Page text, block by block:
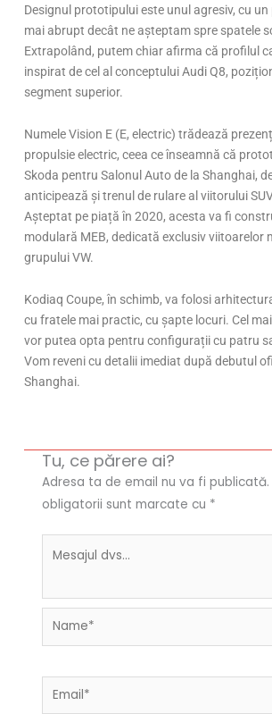
Designul prototipului este unul agresiv, cu
mai abrupt decât ne așteptam spre spatele
Extrapolând, putem chiar afirma că profilul
inspirat de cel al conceptului Audi Q8,
segment superior.
Numele Vision E (E, electric) trădează
propulsie electric, ceea ce înseamnă că
Skoda pentru Salonul Auto de la Shanghai,
anticipează și trenul de rulare al viitorului
Așteptat pe piață în 2020, acesta va fi
modulară MEB, dedicată exclusiv viitoarelor
grupului VW.
Kodiaq Coupe, în schimb, va folosi
cu fratele mai practic, cu șapte locuri. Cel
vor putea opta pentru configurații cu patru
Vom reveni cu detalii imediat după debutul
Shanghai.
Tu, ce părere ai?
Adresa ta de email nu va fi publicată.
obligatorii sunt marcate cu *
Name*
Email*